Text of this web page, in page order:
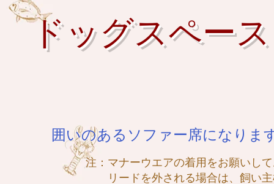
ドッグスペース
囲いのあるソファー席になりま
注：マナーウエアの着用をお願いし
リードを外される場合は、飼い主